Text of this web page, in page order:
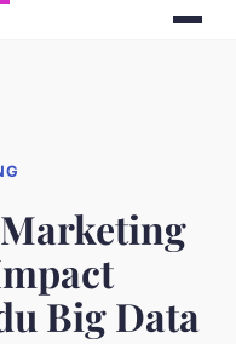
Big Data